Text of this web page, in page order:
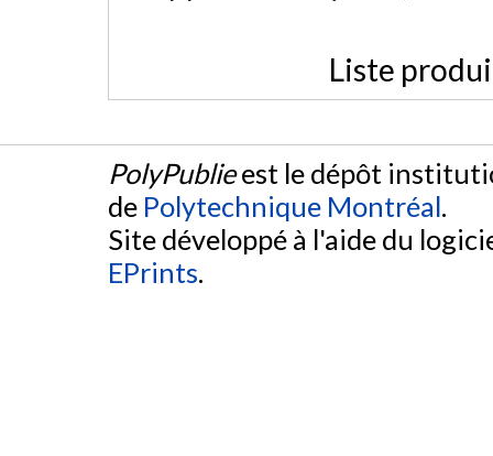
Liste
PolyPublieest le dépôt
de Polytechnique Montréal.
Site développé à l'aide du
EPrints.